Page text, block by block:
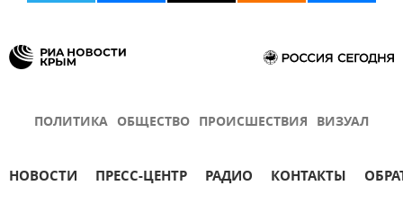
ПОЛИТИКА ОБЩЕСТВО ПРОИСШЕСТВИЯ ВИЗУАЛ
НОВОСТИ ПРЕСС-ЦЕНТР РАДИО КОНТАКТЫ